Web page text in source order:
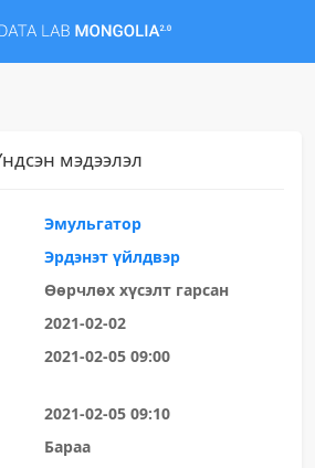
мэдээлэл
Эмульгатор
Эрдэнэт үйлдвэр
Өөрчлөх хүсэлт гарсан
2021-02-02
2021-02-05 09:00
2021-02-05 09:10
Бараа